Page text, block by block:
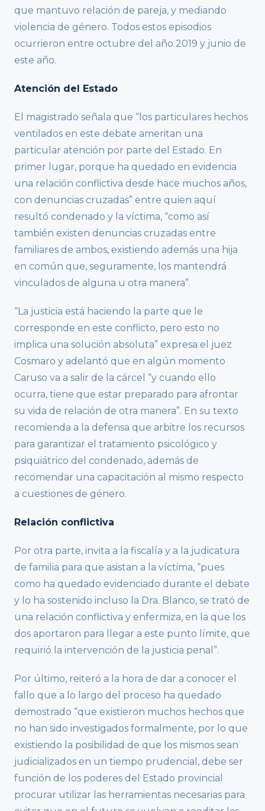
que mantuvo relación de pareja, y mediando
violencia de género. Todos estos episodios
ocurrieron entre octubre del año 2019 y junio de
este año.
Atención del Estado
El magistrado señala que “los particulares hechos
ventilados en este debate ameritan una
particular atención por parte del Estado. En
primer lugar, porque ha quedado en evidencia
una relación conflictiva desde hace muchos años,
con denuncias cruzadas” entre quien aquí
resultó condenado y la víctima, “como así
también existen denuncias cruzadas entre
familiares de ambos, existiendo además una hija
en común que, seguramente, los mantendrá
vinculados de alguna u otra manera”.
“La justicia está haciendo la parte que le
corresponde en este conflicto, pero esto no
implica una solución absoluta” expresa el juez
Cosmaro y adelantó que en algún momento
Caruso va a salir de la cárcel “y cuando ello
ocurra, tiene que estar preparado para afrontar
su vida de relación de otra manera”. En su texto
recomienda a la defensa que arbitre los recursos
para garantizar el tratamiento psicológico y
psiquiátrico del condenado, además de
recomendar una capacitación al mismo respecto
a cuestiones de género.
Relación conflictiva
Por otra parte, invita a la fiscalía y a la judicatura
de familia para que asistan a la víctima, “pues
como ha quedado evidenciado durante el debate
y lo ha sostenido incluso la Dra. Blanco, se trató de
una relación conflictiva y enfermiza, en la que los
dos aportaron para llegar a este punto límite, que
requirió la intervención de la justicia penal”.
Por último, reiteró a la hora de dar a conocer el
fallo que a lo largo del proceso ha quedado
demostrado “que existieron muchos hechos que
no han sido investigados formalmente, por lo que
existiendo la posibilidad de que los mismos sean
judicializados en un tiempo prudencial, debe ser
función de los poderes del Estado provincial
procurar utilizar las herramientas necesarias para